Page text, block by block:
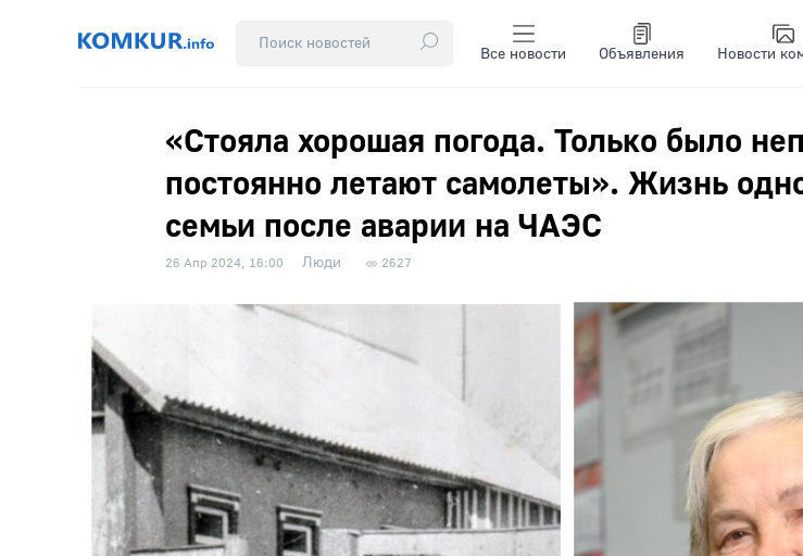
Все новости Объявления Новости
«Стояла хорошая погода. Только было
постоянно летают самолеты». Жизнь
семьи после аварии на ЧАЭС
26 Апр 2024, 16:00 Люди 2627